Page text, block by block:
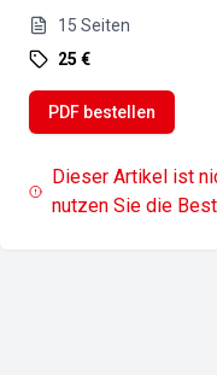
15 Seiten
25 €
PDF bestellen
Dieser Artikel ist
nutzen Sie die